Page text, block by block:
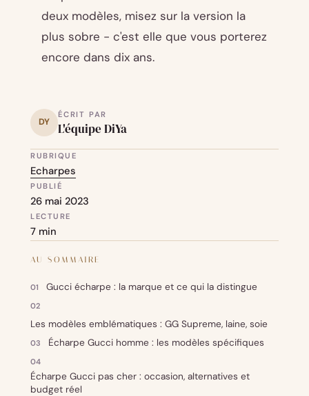
DY
ÉCRIT PAR
L'équipe DiYa
RUBRIQUE
Echarpes
PUBLIÉ
26 mai 2023
LECTURE
7 min
AU SOMMAIRE
Gucci écharpe : la marque et ce qui la distingue
Les modèles emblématiques : GG Supreme, laine, soie
Écharpe Gucci homme : les modèles spécifiques
Écharpe Gucci pas cher : occasion, alternatives et
budget réel
deux modèles, misez sur la version la
plus sobre - c'est elle que vous porterez
encore dans dix ans.